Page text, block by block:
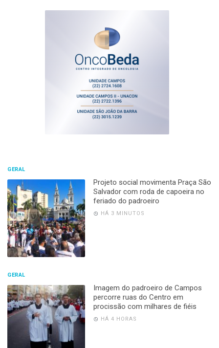
GERAL
Projeto social movimenta Praça São
Salvador com roda de capoeira no
feriado do padroeiro
HÁ 3 MINUTOS
GERAL
Imagem do padroeiro de Campos
percorre ruas do Centro em
procissão com milhares de fiéis
HÁ 4 HORAS